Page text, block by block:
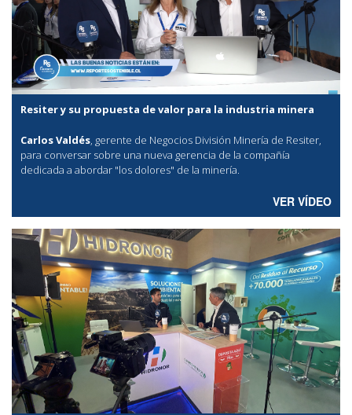
Resiter y su propuesta de valor para la industria minera
Carlos Valdés, gerente de Negocios División Minería de Resiter,
para conversar sobre una nueva gerencia de la compañía
dedicada a abordar "los dolores" de la minería.
VER VÍDEO